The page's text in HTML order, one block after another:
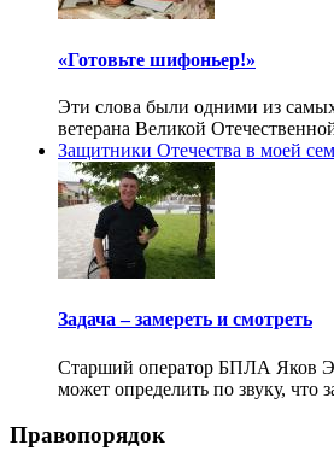
«Готовьте шифоньер!»
Эти слова были одними из
ветерана Великой
Защитники Отечества в моей
Задача – замереть и смотреть
Старший оператор БПЛА Яков
может определить по звуку, что
Правопорядок